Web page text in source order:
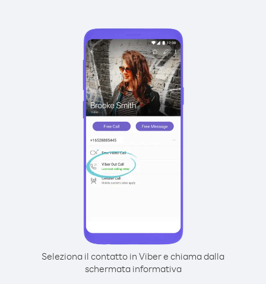
Seleziona il contatto in Viber e chiama dalla
schermata informativa